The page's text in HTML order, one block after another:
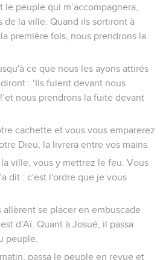
peuple qui m’accompagnera,
de la ville. Quand ils sortiront à
première fois, nous prendrons la
ce que nous les ayons attirés
: ‘Ils fuient devant nous
nous prendrons la fuite devant
cachette et vous vous emparerez
Dieu, la livrera entre vos mains.
ville, vous y mettrez le feu. Vous
dit : c'est l'ordre que je vous
se placer en embuscade
d'Aï. Quant à Josué, il passa
peuple.
passa le peuple en revue et